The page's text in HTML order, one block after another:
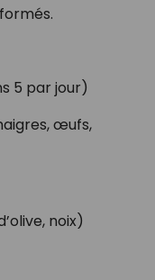
5 par jour)
œufs,
noix)